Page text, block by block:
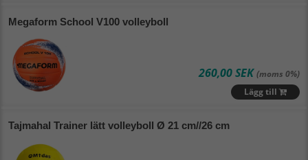
Megaform School V100 volleyboll
260,00 SEK(moms 0%)
Lägg till
Tajmahal Trainer lätt volleyboll Ø 21 cm//26 cm